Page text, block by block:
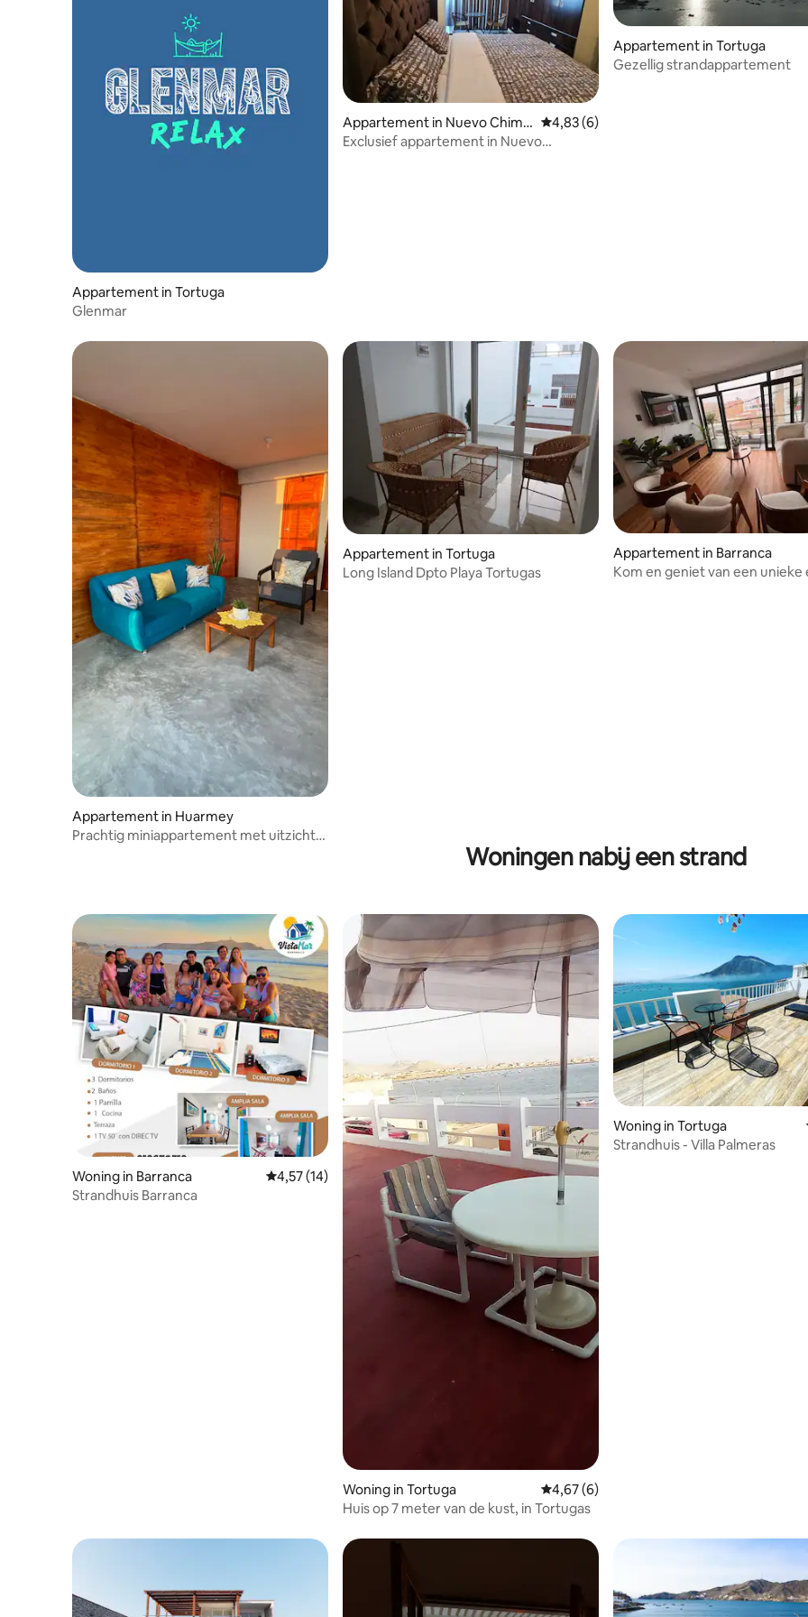
Appartement in Tortuga
Glenmar
Appartement in Nuevo Chimb
ote
Gemiddelde beoordeling van 4,83 uit 5, 6
4,83 (6)
Exclusief appartement in Nuevo
Appartement in Tortuga
Gezellig strandappartement
Appartement in Huarmey
Prachtig miniappartement met uitzicht
Appartement in Tortuga
Long Island Dpto Playa Tortugas
Appartement in Barranca
Kom en geniet van een unieke
Woningen nabij een strand
Woning in Barranca Gemiddelde beoordeling van 4,57 uit 5, 14 recensies
4,57 (14)
Strandhuis Barranca
Woning in Tortuga Gemiddelde beoordeling van 4,67 uit 5, 6
4,67 (6)
Huis op 7 meter van de kust, in Tortugas
Woning in Tortuga
Strandhuis - Villa Palmeras